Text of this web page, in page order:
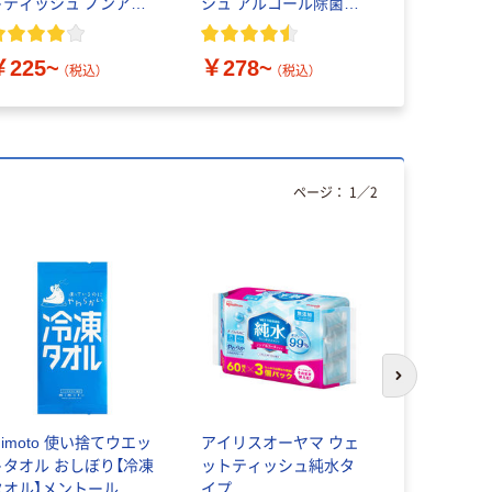
ール除菌 100枚入
225~ （税込）
99% ボトルタイプ （本
￥278~ （税込）
使い捨てウエッ
タオル おしぼり【冷凍
アイリスオーヤマ ウェ
ットティッシュ純水タ
ページ： 1 ／2
次のスライド